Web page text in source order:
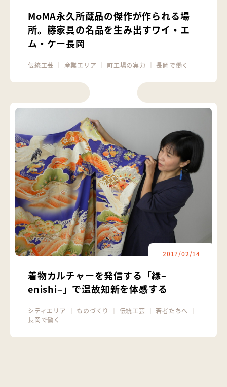
MoMA永久所蔵品の傑作が作られる場
所。籐家具の名品を生み出すワイ・エ
ム・ケー長岡
伝統工芸 ｜ 産業エリア ｜ 町工場の実力 ｜長岡で働く
2017/02/14
着物カルチャーを発信する「縁‒
enishi‒」で温故知新を体感する
シティエリア ｜ ものづくり ｜ 伝統工芸 ｜若者たちへ
｜
長岡で働く